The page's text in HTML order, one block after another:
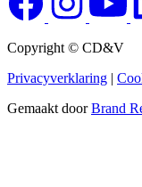
Copyright © CD&V
Privacyverklaring |
Gemaakt doorBrand